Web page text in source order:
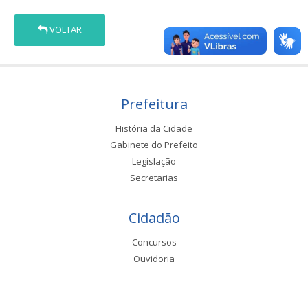
VOLTAR
Prefeitura
História da Cidade
Gabinete do Prefeito
Legislação
Secretarias
Cidadão
Concursos
Ouvidoria